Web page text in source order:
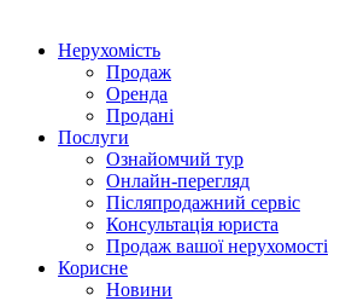
Нерухомість
Продаж
Оренда
Продані
Послуги
Ознайомчий тур
Онлайн-перегляд
Післяпродажний сервіс
Консультація юриста
Продаж вашої нерухомості
Корисне
Новини